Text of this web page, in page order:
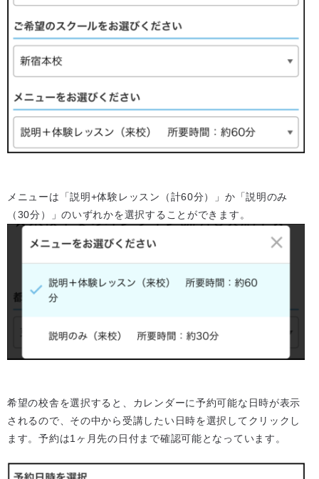
メニューは「説明+体験レッスン（計60分）」か「説明のみ
（30分）」のいずれかを選択することができます。
希望の校舎を選択すると、カレンダーに予約可能な日時が表示
されるので、その中から受講したい日時を選択してクリックし
ます。予約は1ヶ月先の日付まで確認可能となっています。